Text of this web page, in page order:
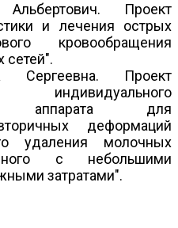
Проект
и лечения острых
кровообращения
сетей".
Сергеевна. Проект
аппарата для
деформаций
удаления молочных
с небольшими
затратами".